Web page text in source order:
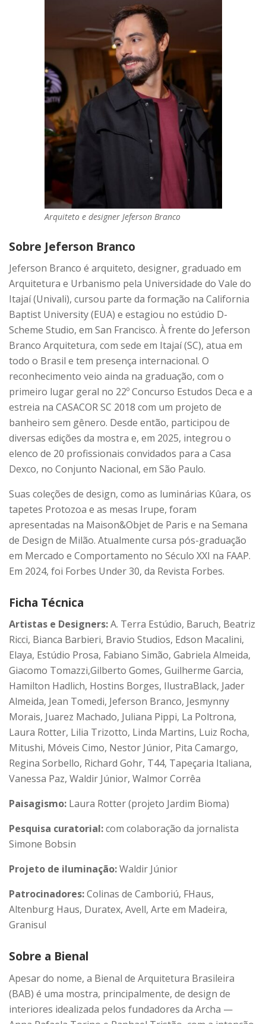
Arquiteto e designer Jeferson Branco
Sobre Jeferson Branco
Jeferson Branco é arquiteto, designer, graduado em
Arquitetura e Urbanismo pela Universidade do Vale do
Itajaí (Univali), cursou parte da formação na California
Baptist University (EUA) e estagiou no estúdio D-
Scheme Studio, em San Francisco. À frente do Jeferson
Branco Arquitetura, com sede em Itajaí (SC), atua em
todo o Brasil e tem presença internacional. O
reconhecimento veio ainda na graduação, com o
primeiro lugar geral no 22º Concurso Estudos Deca e a
estreia na CASACOR SC 2018 com um projeto de
banheiro sem gênero. Desde então, participou de
diversas edições da mostra e, em 2025, integrou o
elenco de 20 profissionais convidados para a Casa
Dexco, no Conjunto Nacional, em São Paulo.
Suas coleções de design, como as luminárias Kûara, os
tapetes Protozoa e as mesas Irupe, foram
apresentadas na Maison&Objet de Paris e na Semana
de Design de Milão. Atualmente cursa pós-graduação
em Mercado e Comportamento no Século XXI na FAAP.
Em 2024, foi Forbes Under 30, da Revista Forbes.
Ficha Técnica
Artistas e Designers:A. Terra Estúdio, Baruch, Beatriz
Ricci, Bianca Barbieri, Bravio Studios, Edson Macalini,
Elaya, Estúdio Prosa, Fabiano Simão, Gabriela Almeida,
Giacomo Tomazzi,Gilberto Gomes, Guilherme Garcia,
Hamilton Hadlich, Hostins Borges, IlustraBlack, Jader
Almeida, Jean Tomedi, Jeferson Branco, Jesmynny
Morais, Juarez Machado, Juliana Pippi, La Poltrona,
Laura Rotter, Lilia Trizotto, Linda Martins, Luiz Rocha,
Mitushi, Móveis Cimo, Nestor Júnior, Pita Camargo,
Regina Sorbello, Richard Gohr, T44, Tapeçaria Italiana,
Vanessa Paz, Waldir Júnior, Walmor Corrêa
Paisagismo: Laura Rotter (projeto Jardim Bioma)
Pesquisa curatorial:com colaboração da jornalista
Simone Bobsin
Projeto de iluminação:Waldir Júnior
Patrocinadores:Colinas de Camboriú, FHaus,
Altenburg Haus, Duratex, Avell, Arte em Madeira,
Granisul
Sobre a Bienal
Apesar do nome, a Bienal de Arquitetura Brasileira
(BAB) é uma mostra, principalmente, de design de
interiores idealizada pelos fundadores da Archa —